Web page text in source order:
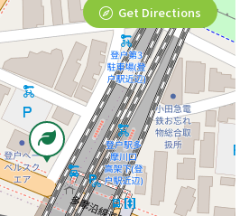
Get Directions